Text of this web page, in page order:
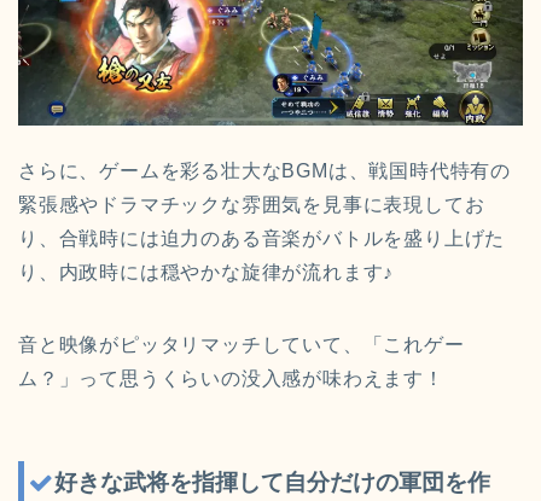
さらに、ゲームを彩る壮大なBGMは、戦国時代特有の
緊張感やドラマチックな雰囲気を見事に表現してお
り、合戦時には迫力のある音楽がバトルを盛り上げた
り、内政時には穏やかな旋律が流れます♪
音と映像がピッタリマッチしていて、「これゲー
ム？」って思うくらいの没入感が味わえます！
好きな武将を指揮して自分だけの軍団を作